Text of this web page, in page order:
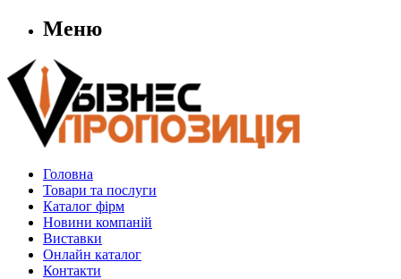
Меню
Головна
Товари та послуги
Каталог фірм
Новини компаній
Виставки
Онлайн каталог
Контакти